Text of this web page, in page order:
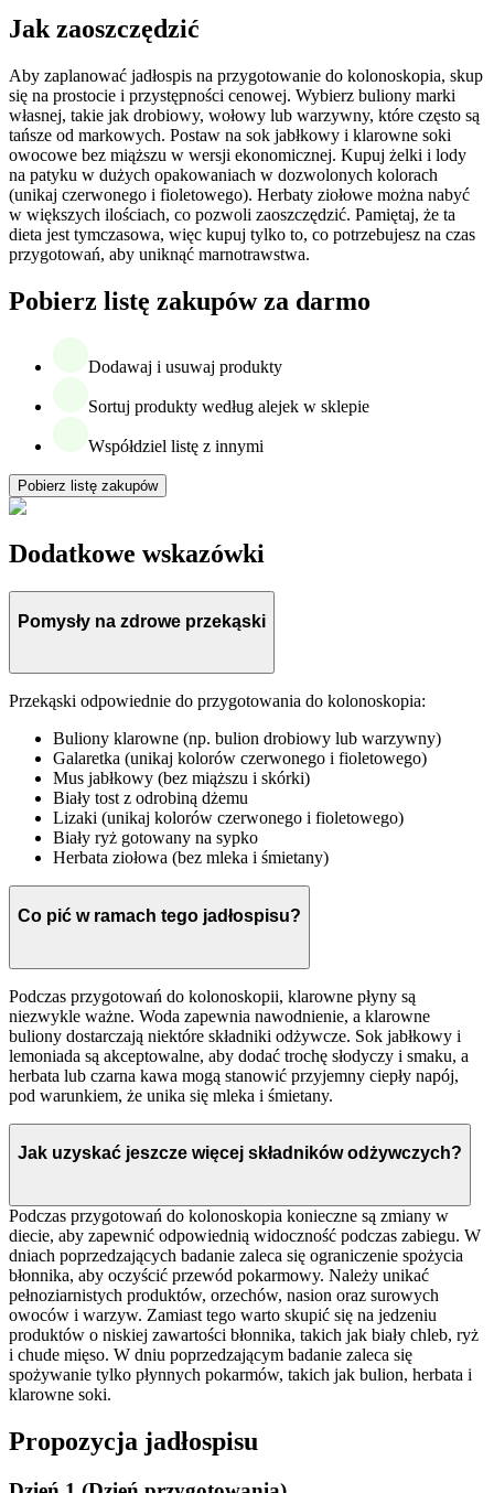
Jak zaoszczędzić
Aby zaplanować jadłospis na przygotowanie do kolonoskopia, skup
się na prostocie i przystępności cenowej. Wybierz buliony marki
własnej, takie jak drobiowy, wołowy lub warzywny, które często są
tańsze od markowych. Postaw na sok jabłkowy i klarowne soki
owocowe bez miąższu w wersji ekonomicznej. Kupuj żelki i lody
na patyku w dużych opakowaniach w dozwolonych kolorach
(unikaj czerwonego i fioletowego). Herbaty ziołowe można nabyć
w większych ilościach, co pozwoli zaoszczędzić. Pamiętaj, że ta
dieta jest tymczasowa, więc kupuj tylko to, co potrzebujesz na czas
przygotowań, aby uniknąć marnotrawstwa.
Pobierz listę zakupów za darmo
Dodawaj i usuwaj produkty
Sortuj produkty według alejek w sklepie
Współdziel listę z innymi
Pobierz listę zakupów
Dodatkowe wskazówki
Pomysły na zdrowe przekąski
Przekąski odpowiednie do przygotowania do kolonoskopia:
Buliony klarowne (np. bulion drobiowy lub warzywny)
Galaretka (unikaj kolorów czerwonego i fioletowego)
Mus jabłkowy (bez miąższu i skórki)
Biały tost z odrobiną dżemu
Lizaki (unikaj kolorów czerwonego i fioletowego)
Biały ryż gotowany na sypko
Herbata ziołowa (bez mleka i śmietany)
Co pić w ramach tego jadłospisu?
Podczas przygotowań do kolonoskopii, klarowne płyny są
niezwykle ważne. Woda zapewnia nawodnienie, a klarowne
buliony dostarczają niektóre składniki odżywcze. Sok jabłkowy i
lemoniada są akceptowalne, aby dodać trochę słodyczy i smaku, a
herbata lub czarna kawa mogą stanowić przyjemny ciepły napój,
pod warunkiem, że unika się mleka i śmietany.
Jak uzyskać jeszcze więcej składników odżywczych?
Podczas przygotowań do kolonoskopia konieczne są zmiany w
diecie, aby zapewnić odpowiednią widoczność podczas zabiegu. W
dniach poprzedzających badanie zaleca się ograniczenie spożycia
błonnika, aby oczyścić przewód pokarmowy. Należy unikać
pełnoziarnistych produktów, orzechów, nasion oraz surowych
owoców i warzyw. Zamiast tego warto skupić się na jedzeniu
produktów o niskiej zawartości błonnika, takich jak biały chleb, ryż
i chude mięso. W dniu poprzedzającym badanie zaleca się
spożywanie tylko płynnych pokarmów, takich jak bulion, herbata i
klarowne soki.
Propozycja jadłospisu